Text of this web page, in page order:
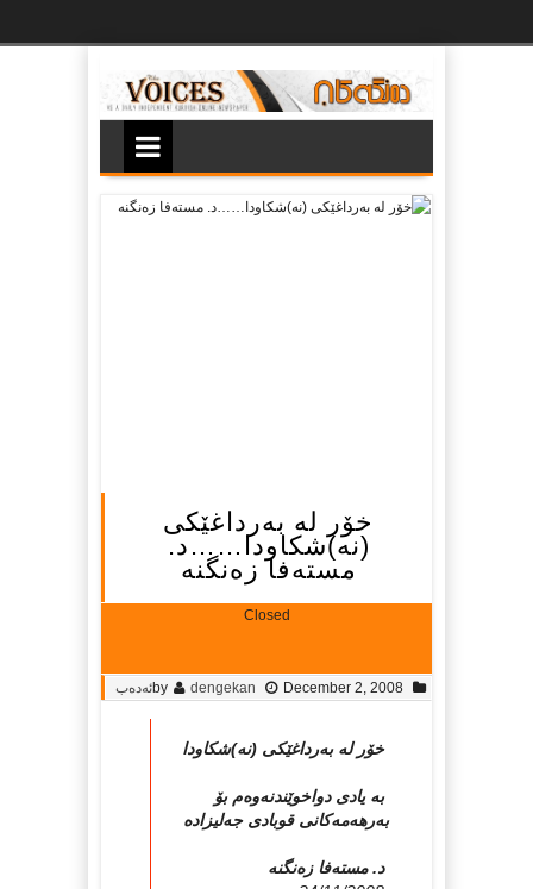
خۆر لە بەرداغێكی
(نە)شكاودا……د.
مستەفا زەنگنە
Closed
by dengekan December 2, 2008 ئەدەب
خۆر لە بەرداغێكی (نە)شكاودا
بە یادی دواخوێندنەوەم بۆ
بەرهەمەكانی قوبادی جەلیزادە
د. مستەفا زەنگنە